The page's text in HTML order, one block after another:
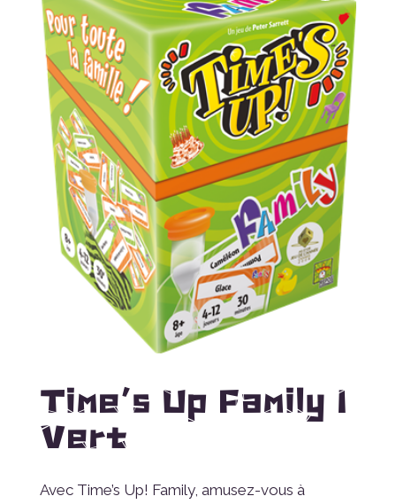
Time’s Up Family 1
Vert
Avec Time’s Up! Family, amusez-vous à